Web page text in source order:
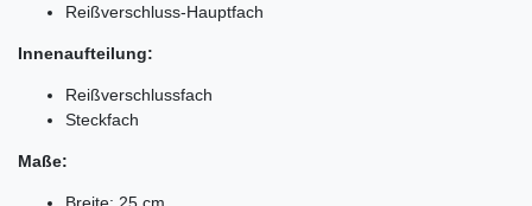
Reißverschluss-Hauptfach
Innenaufteilung:
Reißverschlussfach
Steckfach
Maße:
Breite: 25 cm